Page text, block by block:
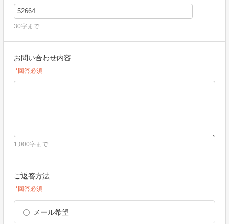
30字まで
お問い合わせ内容
*回答必須
1,000字まで
ご返答方法
*回答必須
メール希望